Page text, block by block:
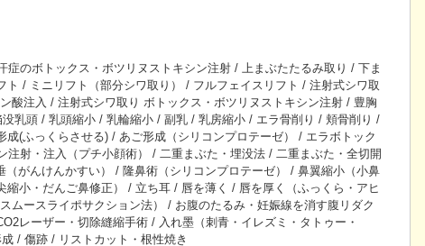
症のボトックス・ボツリヌストキシン注射 / 上まぶたたるみ取り / 下ま
ト / ミニリフト（部分シワ取り） / フルフェイスリフト / 注射式シワ取
酸注入 / 注射式シワ取り ボトックス・ボツリヌストキシン注射 / 豊胸
乳頭 / 乳頭縮小 / 乳輪縮小 / 副乳 / 乳房縮小 / エラ骨削り / 頬骨削り /
成(ふっくらさせる) / あご形成（シリコンプロテーゼ） / エラボトック
注射・注入（プチ小顔術） / 二重まぶた・埋没法 / 二重まぶた・全切開
（がんけんかすい） / 隆鼻術（シリコンプロテーゼ） / 鼻翼縮小（小鼻
縮小・だんご鼻修正） / 立ち耳 / 唇を薄く / 唇を厚く（ふっくら・アヒ
ムースライポサクション法） / お腹のたるみ・妊娠線を消す腹リダク
レーザー・切除縫縮手術 / 入れ墨（刺青・イレズミ・タトゥー・
/ 傷跡 / リストカット・根性焼き